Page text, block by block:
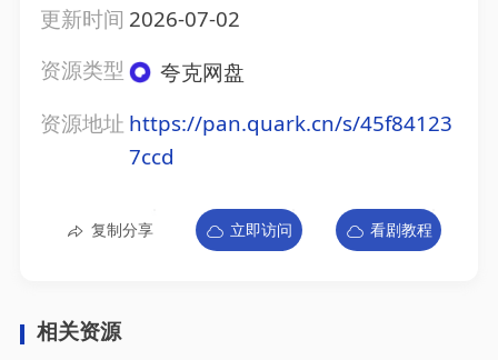
更新时间 2026-07-02
资源类型
夸克网盘
资源地址 https://pan.quark.cn/s/45f84123
7ccd
复制分享 立即访问 看剧教程
相关资源